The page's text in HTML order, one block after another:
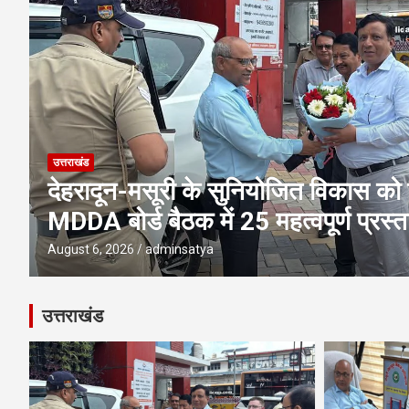
उत्तराखंड
एमडीडीए बोर्ड बैठक में 25 विकास
पूलिंग, पर्यटन, होटल, औद्योगिक भवन
परियोजनाओं पर अहम फैसले
August 6, 2026 adminsatya
उत्तराखंड